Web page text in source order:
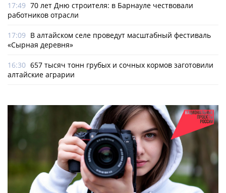
17:49 70 лет Дню строителя: в Барнауле чествовали
работников отрасли
17:09 В алтайском селе проведут масштабный фестиваль
«Сырная деревня»
16:30 657 тысяч тонн грубых и сочных кормов заготовили
алтайские аграрии